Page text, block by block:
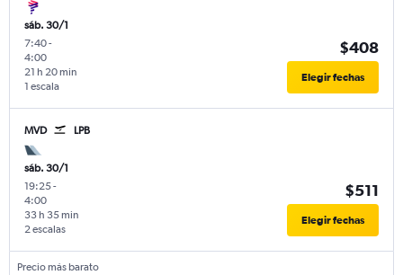
sáb. 30/1
7:40-
4:00
1 escala
21 h 20 min
$408
Elegir fechas
MVD LPB
sáb. 30/1
19:25-
4:00
2 escalas
33 h 35 min
$511
Elegir fechas
Precio más barato